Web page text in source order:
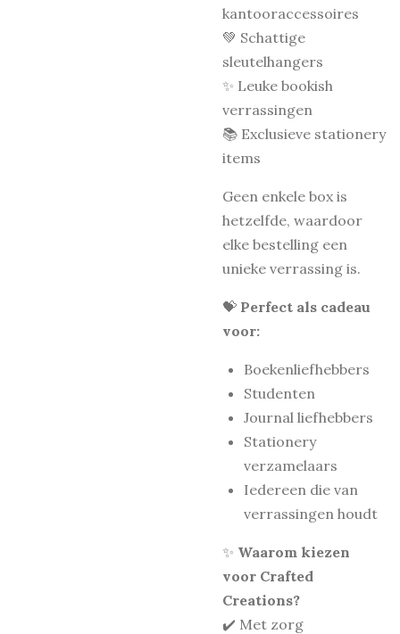
kantooraccessoires
💚 Schattige
sleutelhangers
✨ Leuke bookish
verrassingen
📚 Exclusieve stationery
items
Geen enkele box is
hetzelfde, waardoor
elke bestelling een
unieke verrassing is.
💝 Perfect als cadeau
voor:
Boekenliefhebbers
Studenten
Journal liefhebbers
Stationery
verzamelaars
Iedereen die van
verrassingen houdt
✨ Waarom kiezen
voor Crafted
Creations?
✔️ Met zorg